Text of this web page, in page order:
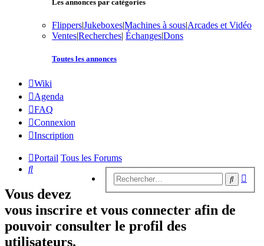
Les annonces par catégories
Flippers|Jukeboxes|Machines à sous|Arcades et Vidéo
Ventes|Recherches| Échanges|Dons
Toutes les annonces
Wiki
Agenda
FAQ
Connexion
Inscription
Portail Tous les Forums
Rechercher
Vous devez
vous inscrire et vous connecter afin de
pouvoir consulter le profil des
utilisateurs.